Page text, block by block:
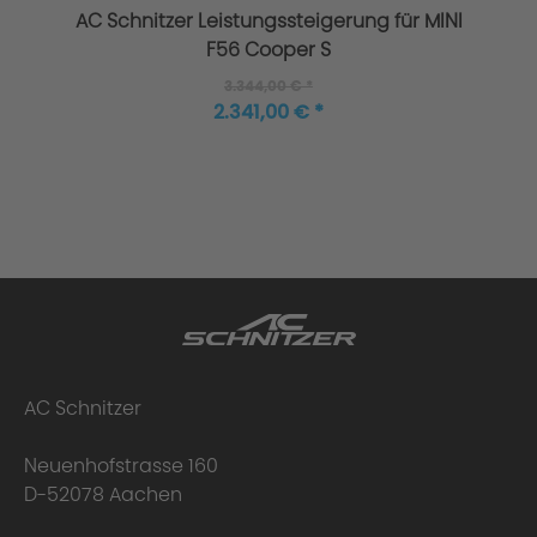
AC Schnitzer Leistungssteigerung für MINI
F56 Cooper S
2.341,00 € *
AC Schnitzer
Neuenhofstrasse 160
D-52078 Aachen